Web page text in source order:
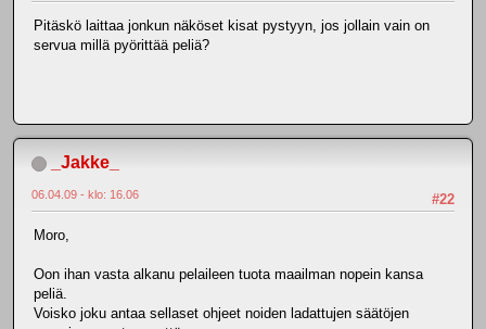
Pitäskö laittaa jonkun näköset kisat pystyyn, jos jollain vain on
servua millä pyörittää peliä?
_Jakke_
#22
06.04.09 - klo: 16.06
Moro,
Oon ihan vasta alkanu pelaileen tuota maailman nopein kansa
peliä.
Voisko joku antaa sellaset ohjeet noiden ladattujen säätöjen